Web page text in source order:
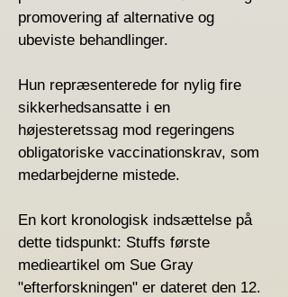
promovering af alternative og
ubeviste behandlinger.
Hun repræsenterede for nylig fire
sikkerhedsansatte i en
højesteretssag mod regeringens
obligatoriske vaccinationskrav, som
medarbejderne mistede.
En kort kronologisk indsættelse på
dette tidspunkt: Stuffs første
medieartikel om Sue Gray
"efterforskningen" er dateret den 12.